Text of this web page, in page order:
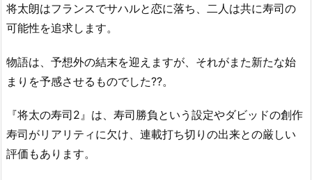
将太朗はフランスでサハルと恋に落ち、二人は共に寿司の
可能性を追求します。
物語は、予想外の結末を迎えますが、それがまた新たな始
まりを予感させるものでした??。
『将太の寿司2』は、寿司勝負という設定やダビッドの創作
寿司がリアリティに欠け、連載打ち切りの出来との厳しい
評価もあります。